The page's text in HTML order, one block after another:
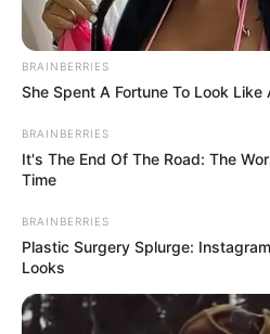
Υγειονομικοί:
επέτειο των αναστολών..
Παρασκευή, 2 Σεπτεμβρίου 2022,
BRAINBERRIES
She Spent A Fortune To Look
BRAINBERRIES
It's The End Of The Road: The
Time
BRAINBERRIES
Plastic Surgery Splurge:
Looks